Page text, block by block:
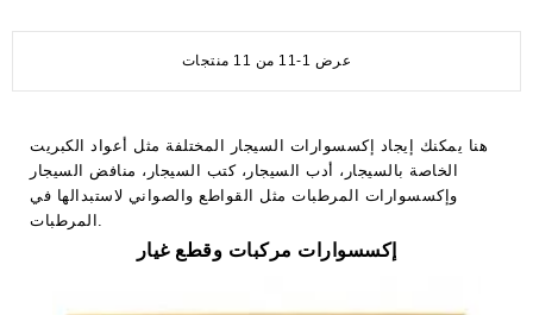
عرض 1-11 من 11 منتجات
هنا يمكنك إيجاد إكسسوارات السيجار المختلفة مثل أعواد الكبريت
الخاصة بالسيجار، أدب السيجار، كتب السيجار، منافض السيجار
وإكسسوارات المرطبات مثل القواطع والصواني لاستبدالها في
المرطبات.
إكسسوارات مركبات وقطع غيار